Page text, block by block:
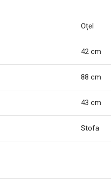
Oțel
42 cm
88 cm
43 cm
Stofa